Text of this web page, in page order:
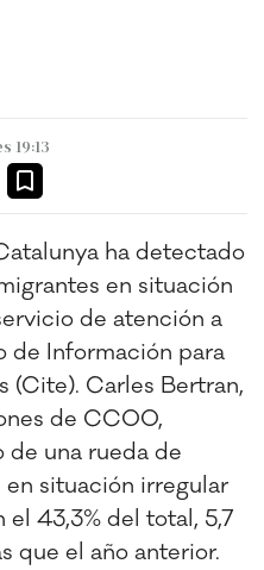
19:13
Email
ha detectado
en situación
de atención a
de Información para
(Cite). Carles Bertran,
de CCOO,
de una rueda de
en situación irregular
43,3% del total, 5,7
que el año anterior.